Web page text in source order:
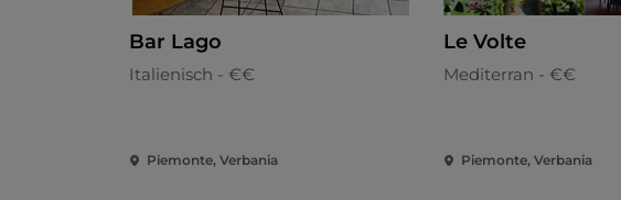
Bar Lago
Italienisch - €€
Piemonte, Verbania
Le Volte
Mediterran - €€
Piemonte, Verbania